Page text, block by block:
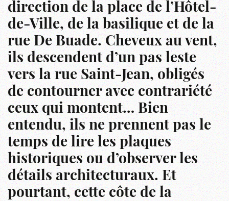
direction de la place de l’Hôtel-
de-Ville, de la basilique et de la
rue De Buade. Cheveux au vent,
ils descendent d’un pas leste
vers la rue Saint-Jean, obligés
de contourner avec contrariété
ceux qui montent… Bien
entendu, ils ne prennent pas le
temps de lire les plaques
historiques ou d’observer les
détails architecturaux. Et
pourtant, cette côte de la